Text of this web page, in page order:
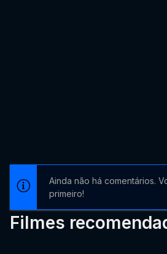
Ainda não há comentários.
primeiro!
Filmes